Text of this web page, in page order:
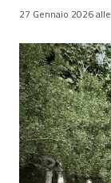
27 Gennaio 2026